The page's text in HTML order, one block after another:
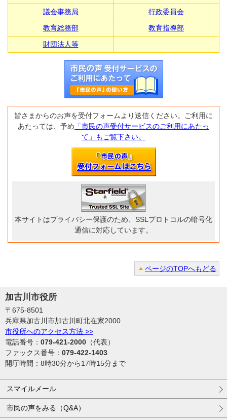
議会事務局
行政委員会
教育総務部
教育指導部
財団法人等
皆さまからのお声を受付フォームより送信ください。ご利用に
あたっては、予め 「市民の声受付サービスのご利用にあたっ
て」もご覧下さい。
本サイトはプライバシー保護のため、SSLプロトコルの暗号化
通信に対応しています。
ページのTOPへもどる
加古川市役所
〒675-8501
兵庫県加古川市加古川町北在家2000
市役所へのアクセス方法 >>
電話番号： 079-421-2000 （代表）
ファックス番号： 079-422-1403
開庁時間：8時30分から17時15分まで
スマイルメール
市民の声をみる（Q&A）